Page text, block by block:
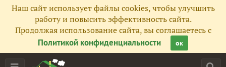
Наш сайт использует файлы cookies, чтобы улучшить
работу и повысить эффективность сайта.
Продолжая использование сайта, вы соглашаетесь с
Политикой конфиденциальности
ок